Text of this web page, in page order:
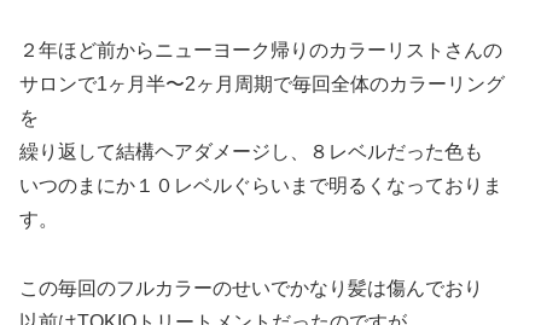
２年ほど前からニューヨーク帰りのカラーリストさんの
サロンで1ヶ月半〜2ヶ月周期で毎回全体のカラーリング
を
繰り返して結構ヘアダメージし、８レベルだった色も
いつのまにか１０レベルぐらいまで明るくなっておりま
す。
この毎回のフルカラーのせいでかなり髪は傷んでおり